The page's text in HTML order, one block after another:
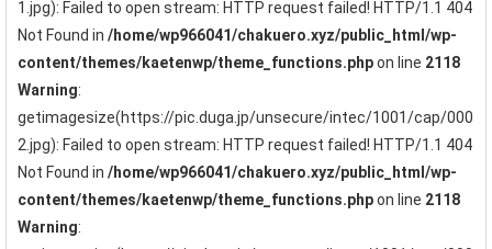
1.jpg): Failed to open stream: HTTP request failed! HTTP/1.1 404
Not Found in /home/wp966041/chakuero.xyz/public_html/wp-
content/themes/kaetenwp/theme_functions.phpon line 2118
Warning:
getimagesize(https://pic.duga.jp/unsecure/intec/1001/cap/000
2.jpg): Failed to open stream: HTTP request failed! HTTP/1.1 404
Not Found in /home/wp966041/chakuero.xyz/public_html/wp-
content/themes/kaetenwp/theme_functions.phpon line 2118
Warning: